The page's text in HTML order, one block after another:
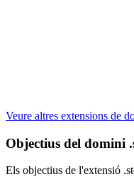
Veure altres extensions de
Objectius del domini
Els objectius de l'extensió